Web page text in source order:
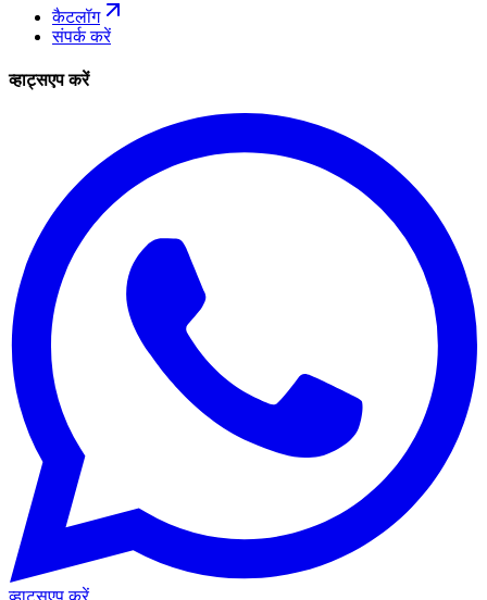
कैटलॉग
संपर्क करें
व्हाट्सएप करें
व्हाट्सएप करें